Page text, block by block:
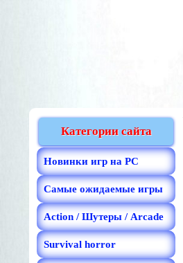
Категории сайта
Новинки игр на PC
Самые ожидаемые игры
Action / Шутеры / Arcade
Survival horror